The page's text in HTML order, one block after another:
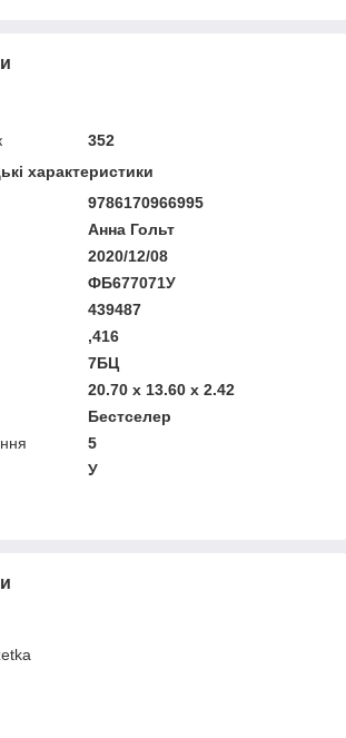
352
характеристики
9786170966995
Анна Гольт
2020/12/08
ФБ677071У
439487
,416
7БЦ
20.70 x 13.60 x 2.42
Бестселер
5
У